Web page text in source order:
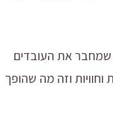
שמחבר את העובדים
וזה מה שהופך